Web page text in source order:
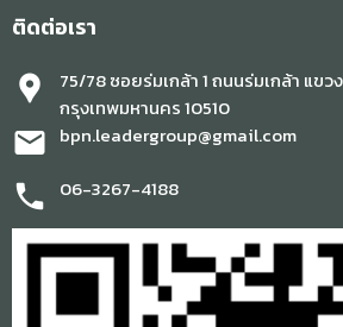
ติดต่อเรา
location_pin
75/78 ซอยร่มเกล้า 1 ถนนร่มเกล้า แข
กรุงเทพมหานคร 10510
mail bpn.leadergroup@gmail.com
phone 06-3267-4188